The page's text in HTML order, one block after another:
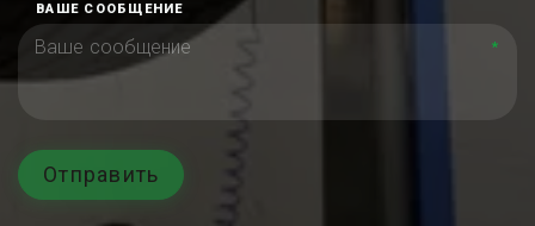
ВАШЕ СООБЩЕНИЕ
*
Отправить